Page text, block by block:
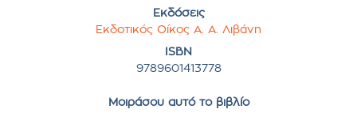
Εκδόσεις
Εκδοτικός Οίκος Α. Α. Λιβάνη
ISBN
9789601413778
Μοιράσου αυτό το βιβλίο